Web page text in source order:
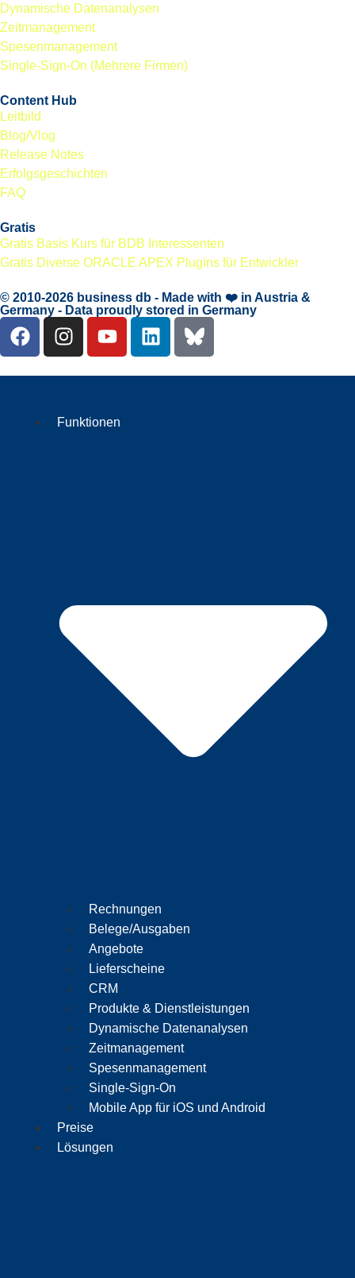
Dynamische Datenanalysen
Zeitmanagement
Spesenmanagement
Single-Sign-On (Mehrere Firmen)
Content Hub
Leitbild
Blog/Vlog
Release Notes
Erfolgsgeschichten
FAQ
Gratis
Gratis Basis Kurs für BDB Interessenten
Gratis Diverse ORACLE APEX Plugins für Entwickler
© 2010-2026 business db - Made with ❤️ in Austria &
Germany - Data proudly stored in Germany
Funktionen
Rechnungen
Belege/Ausgaben
Angebote
Lieferscheine
CRM
Produkte & Dienstleistungen
Dynamische Datenanalysen
Zeitmanagement
Spesenmanagement
Single-Sign-On
Mobile App für iOS und Android
Preise
Lösungen